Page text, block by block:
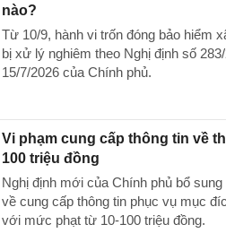
nào?
Từ 10/9, hành vi trốn đóng bảo hiểm
bị xử lý nghiêm theo Nghị định số
15/7/2026 của Chính phủ.
Vi phạm cung cấp thông tin về
100 triệu đồng
Nghị định mới của Chính phủ bổ
về cung cấp thông tin phục vụ mục
với mức phạt từ 10-100 triệu đồng.